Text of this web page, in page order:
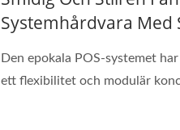
Systemhårdvara Med
Den epokala POS-systemet
ett flexibilitet och modulär